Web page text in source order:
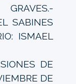
SABINES
ISMAEL
DE
DE